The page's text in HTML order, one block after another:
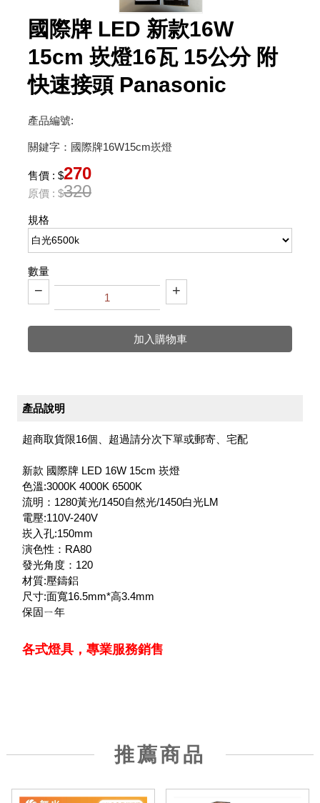
國際牌 LED 新款16W
15cm 崁燈16瓦 15公分 附
快速接頭 Panasonic
產品編號:
關鍵字：國際牌16W15cm崁燈
售價 : $270
原價 : $320
規格
數量
− +
加入購物車
產品說明
超商取貨限16個、超過請分次下單或郵寄、宅配
新款 國際牌 LED 16W 15cm 崁燈
色溫:3000K 4000K 6500K
流明：1280黃光/1450自然光/1450白光LM
電壓:110V-240V
崁入孔:150mm
演色性：RA80
發光角度：120
材質:壓鑄鋁
尺寸:面寬16.5mm*高3.4mm
保固ㄧ年
各式燈具，專業服務銷售
推薦商品